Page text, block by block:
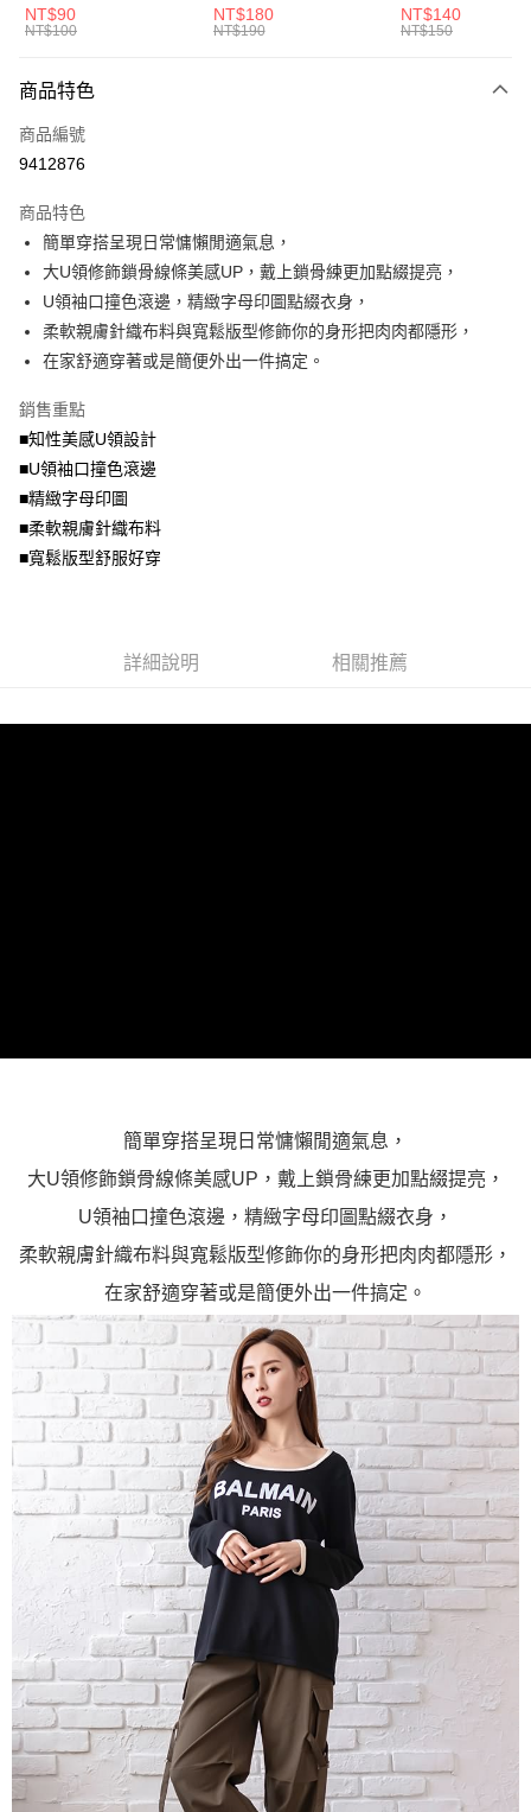
全盈+PAY
大哥付你分期
【大哥付你分期使用說明】
1.本服務由台灣大哥大提供，台灣大哥大用戶可立即使用無須另外申請。
流程，驗證手機門號後，選擇欲分期的期數、繳款截止日，確認付款後即完
成交易。
3.實際核准額度、可分期數及費用金額請依後續交易確認頁面所載為準。
4.訂單成立30分鐘內，如未前往確認交易或遇審核未通過，訂單將自動取
法說明評估內容。
【繳款方式說明】
1.分期款項不併入電信帳單，「大哥付你分期」於每月結算日後寄送繳費提
醒簡訊。
帳／街口支付／iPASS MONEY」等通路繳費。
【注意事項】
1.本服務係由「台灣大哥大股份有限公司」（以下簡稱本公司）所提供，讓
用戶於交易時，得透過本服務購買商品或服務，並由商店將買賣／分期付款
買賣價金債權讓與本公司後，依約使用本公司帳單繳交帳款。
資料（包含姓名、電話或地址）提供予台灣大哥大進項蒐集、處理及利用，
AFTEE先享後付
【關於「AFTEE先享後付」】
AFTEE先享後付是「在收到商品之後才付款」的支付方式。 讓您購物簡單
便利好安心！
１．簡單：不需註冊會員、不需綁卡、不需儲值。
２．便利：只要手機號碼，簡訊認證，即可結帳。
３．安心：先確認商品／服務後，再付款。
【「AFTEE先享後付」結帳流程】
結帳頁面，進行簡訊認證並確認金額後，即可完成結帳。
３．收到繳費通知簡訊後14天內，點擊此簡訊中的連結，可透過四大超商／
ATM／網路銀行／等多元方式進行付款，方視為交易完成。
※ 請注意：結帳手續完成當下不需立刻繳費，但若您需要取消訂單，請聯絡
購買商品的店家。未經商家同意取消之訂單仍視為有效，需透過AFTEE先享
後付繳納相關費用。
※ 交易是否成功請以「AFTEE先享後付 」之結帳頁面顯示為準，若有關於
１．透過由恩沛科技股份有限公司提供之「AFTEE先享後付」服務完成之交
２．關於個人資料處理事宜，請瀏覽以下網址：
ATM付款
全家取貨付款
每筆NT$70，滿NT$699(含以上)免運費
付款後全家取貨
每筆NT$70，滿NT$699(含以上)免運費
7-11取貨付款
每筆NT$70，滿NT$799(含以上)免運費
付款後7-11取貨
每筆NT$100，滿NT$1,000(含以上)免運費
色背心(白.黑.灰L-2L)-
U582眼圈熊中大尺碼
NT$90
NT$100
內搭裙/遮臀裙(黑2L-
6L)-Q155眼圈熊中大
NT$180
NT$190
角內褲(白.粉.藍.
3L)-L28眼圈熊中
NT$140
NT$150
商品特色
商品編號
9412876
商品特色
簡單穿搭呈現日常慵懶閒適氣息，
大U領修飾鎖骨線條美感UP，戴上鎖骨練更加點綴提亮，
U領袖口撞色滾邊，精緻字母印圖點綴衣身，
柔軟親膚針織布料與寬鬆版型修飾你的身形把肉肉都隱形，
在家舒適穿著或是簡便外出一件搞定。
銷售重點
■知性美感U領設計
■U領袖口撞色滾邊
■精緻字母印圖
■柔軟親膚針織布料
■寬鬆版型舒服好穿
詳細說明 相關推薦
簡單穿搭呈現日常慵懶閒適氣息，
大U領修飾鎖骨線條美感UP，戴上鎖骨練更加點綴提亮，
U領袖口撞色滾邊，精緻字母印圖點綴衣身，
柔軟親膚針織布料與寬鬆版型修飾你的身形把肉肉都隱形，
在家舒適穿著或是簡便外出一件搞定。